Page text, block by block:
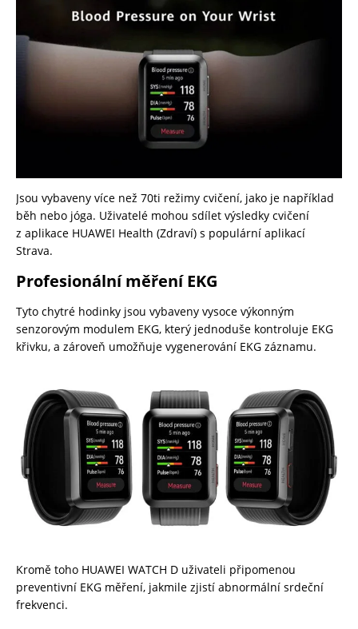
Jsou vybaveny více než 70ti režimy cvičení, jako je například
běh nebo jóga. Uživatelé mohou sdílet výsledky cvičení
z aplikace HUAWEI Health (Zdraví) s populární aplikací
Strava.
Profesionální měření EKG
Tyto chytré hodinky jsou vybaveny vysoce výkonným
senzorovým modulem EKG, který jednoduše kontroluje EKG
křivku, a zároveň umožňuje vygenerování EKG záznamu.
Kromě toho HUAWEI WATCH D uživateli připomenou
preventivní EKG měření, jakmile zjistí abnormální srdeční
frekvenci.